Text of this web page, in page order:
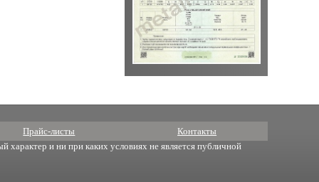
Прайс-листы Контакты
характер и ни при каких условиях не является публичной